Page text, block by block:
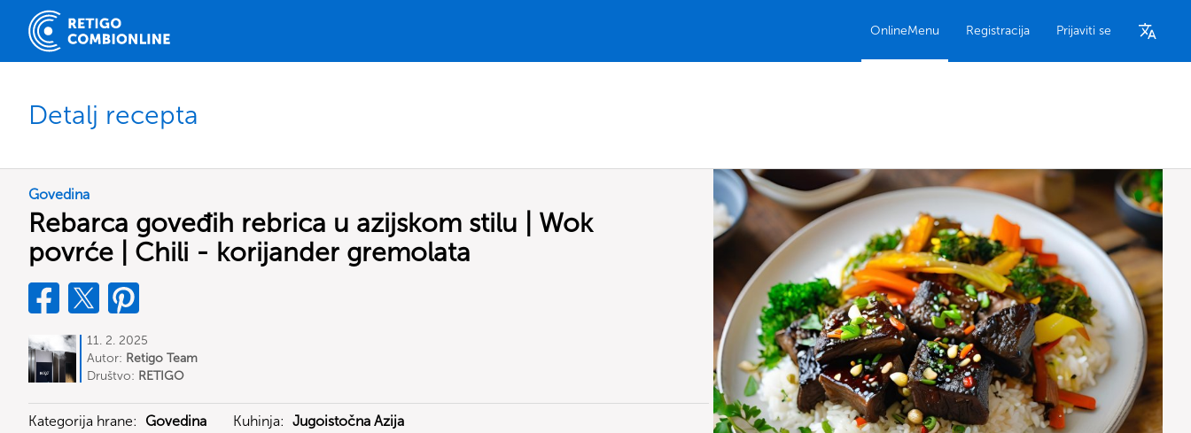
OnlineMenu Registracija Prijaviti se
Detalj recepta
Govedina
Rebarca goveđih rebrica u azijskom stilu | Wok
povrće | Chili - korijander gremolata
11. 2. 2025
Autor: Retigo Team
Deutschland
Društvo: RETIGO
Kategorija hrane: Govedina Kuhinja: Jugoistočna Azija